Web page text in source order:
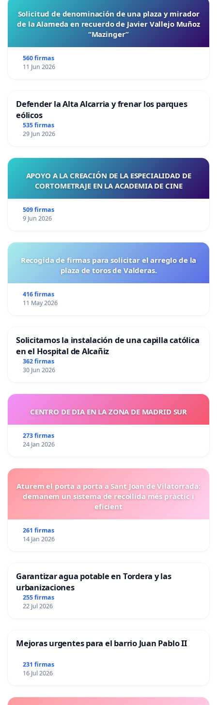
Solicitud de denominación de una plaza y mirador
de la Alameda en recuerdo de Javier Vallejo Muñoz
“Mazinger”
560 firmas
11 Jun 2026
Defender la Alta Alcarria y frenar los parques
eólicos
535 firmas
29 Jun 2026
APOYO A LA CREACIÓN DE LA ESPECIALIDAD DE
CORTOMETRAJE EN LA ACADEMIA DE CINE
509 firmas
9 Jun 2026
Recogida de firmas para solicitar el arreglo de la
plaza de toros de Valderas.
416 firmas
11 May 2026
Solicitamos la instalación de una capilla católica
en el Hospital de Alcañiz
362 firmas
30 Jun 2026
CENTRO DE DIA EN LA ZONA DE MADRID SUR
273 firmas
24 Jan 2026
Aturem el porta a porta a Sant Joan de Vilatorrada:
demanem un sistema de recollida més pràctic i
eficient
261 firmas
14 Jan 2026
Garantizar agua potable en Tordera y las
urbanizaciones
255 firmas
22 Jul 2026
Mejoras urgentes para el barrio Juan Pablo II
231 firmas
16 Jul 2026